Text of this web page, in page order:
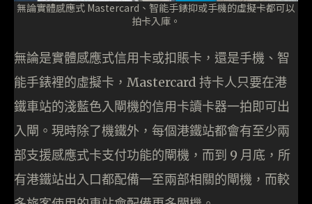
無論實體感應式 Mastercard、智能手錶抑或手機的虛擬卡都可以
拍卡入庫。
無論是實體感應式信用卡或扣賬卡，還是手機、智
能手錶裡的虛擬卡，Mastercard 持卡人只要在港
鐵車站的淺藍色入閘機的信用卡讀卡器一拍即可出
入閘。現時除了機鐵外，每個港鐵站都會有至少兩
部支援感應式卡支付功能的閘機，而到 9 月底，所
有港鐵站出入口都配備一至兩部相關的閘機，而較